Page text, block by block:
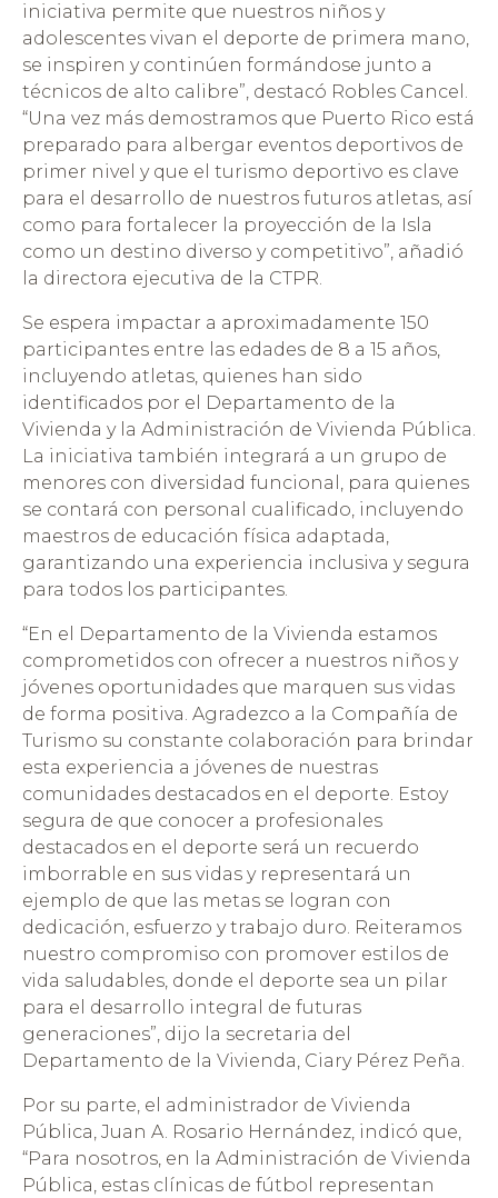
iniciativa permite que nuestros niños y
adolescentes vivan el deporte de primera mano,
se inspiren y continúen formándose junto a
técnicos de alto calibre”, destacó Robles Cancel.
“Una vez más demostramos que Puerto Rico está
preparado para albergar eventos deportivos de
primer nivel y que el turismo deportivo es clave
para el desarrollo de nuestros futuros atletas, así
como para fortalecer la proyección de la Isla
como un destino diverso y competitivo”, añadió
la directora ejecutiva de la CTPR.
Se espera impactar a aproximadamente 150
participantes entre las edades de 8 a 15 años,
incluyendo atletas, quienes han sido
identificados por el Departamento de la
Vivienda y la Administración de Vivienda Pública.
La iniciativa también integrará a un grupo de
menores con diversidad funcional, para quienes
se contará con personal cualificado, incluyendo
maestros de educación física adaptada,
garantizando una experiencia inclusiva y segura
para todos los participantes.
“En el Departamento de la Vivienda estamos
comprometidos con ofrecer a nuestros niños y
jóvenes oportunidades que marquen sus vidas
de forma positiva. Agradezco a la Compañía de
Turismo su constante colaboración para brindar
esta experiencia a jóvenes de nuestras
comunidades destacados en el deporte. Estoy
segura de que conocer a profesionales
destacados en el deporte será un recuerdo
imborrable en sus vidas y representará un
ejemplo de que las metas se logran con
dedicación, esfuerzo y trabajo duro. Reiteramos
nuestro compromiso con promover estilos de
vida saludables, donde el deporte sea un pilar
para el desarrollo integral de futuras
generaciones”, dijo la secretaria del
Departamento de la Vivienda, Ciary Pérez Peña.
Por su parte, el administrador de Vivienda
Pública, Juan A. Rosario Hernández, indicó que,
“Para nosotros, en la Administración de Vivienda
Pública, estas clínicas de fútbol representan